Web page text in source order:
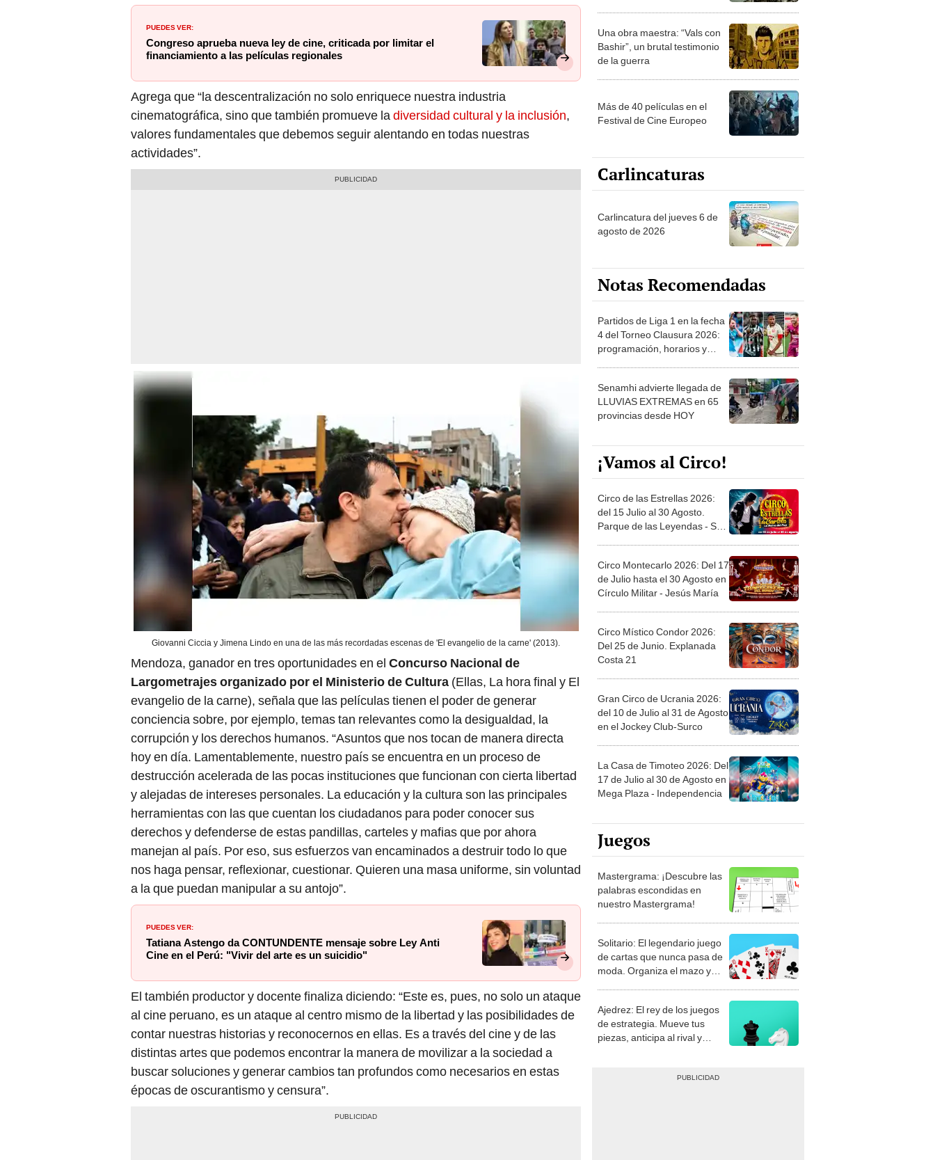
PUEDES VER:
Congreso aprueba nueva ley de cine, criticada por limitar el
financiamiento a las películas regionales
Agrega que “la descentralización no solo enriquece nuestra industria
cinematográfica, sino que también promueve ladiversidad cultural y la inclusión,
valores fundamentales que debemos seguir alentando en todas nuestras
actividades”.
Giovanni Ciccia y Jimena Lindo en una de las más recordadas escenas de 'El evangelio de la carne' (2013).
Mendoza, ganador en tres oportunidades en el Concurso Nacional de
Largometrajes organizado por el Ministerio de Cultura (Ellas, La hora final y El
evangelio de la carne), señala que las películas tienen el poder de generar
conciencia sobre, por ejemplo, temas tan relevantes como la desigualdad, la
corrupción y los derechos humanos. “Asuntos que nos tocan de manera directa
hoy en día. Lamentablemente, nuestro país se encuentra en un proceso de
destrucción acelerada de las pocas instituciones que funcionan con cierta libertad
y alejadas de intereses personales. La educación y la cultura son las principales
herramientas con las que cuentan los ciudadanos para poder conocer sus
derechos y defenderse de estas pandillas, carteles y mafias que por ahora
manejan al país. Por eso, sus esfuerzos van encaminados a destruir todo lo que
nos haga pensar, reflexionar, cuestionar. Quieren una masa uniforme, sin voluntad
a la que puedan manipular a su antojo”.
PUEDES VER:
Tatiana Astengo da CONTUNDENTE mensaje sobre Ley Anti
Cine en el Perú: "Vivir del arte es un suicidio"
El también productor y docente finaliza diciendo: “Este es, pues, no solo un ataque
al cine peruano, es un ataque al centro mismo de la libertad y las posibilidades de
contar nuestras historias y reconocernos en ellas. Es a través del cine y de las
distintas artes que podemos encontrar la manera de movilizar a la sociedad a
buscar soluciones y generar cambios tan profundos como necesarios en estas
épocas de oscurantismo y censura”.
Una obra maestra: “Vals con
Bashir”, un brutal testimonio
de la guerra
Más de 40 películas en el
Festival de Cine Europeo
Carlincaturas
Carlincatura del jueves 6 de
agosto de 2026
Notas Recomendadas
Partidos de Liga 1 en la fecha
4 del Torneo Clausura 2026:
programación, horarios y
Senamhi advierte llegada de
LLUVIAS EXTREMAS en 65
provincias desde HOY
¡Vamos al Circo!
Circo de las Estrellas 2026:
del 15 Julio al 30 Agosto.
Parque de las Leyendas - San
Circo Montecarlo 2026: Del 17
de Julio hasta el 30 Agosto en
Círculo Militar - Jesús María
Circo Místico Condor 2026:
Del 25 de Junio. Explanada
Costa 21
Gran Circo de Ucrania 2026:
del 10 de Julio al 31 de Agosto
en el Jockey Club-Surco
La Casa de Timoteo 2026: Del
17 de Julio al 30 de Agosto en
Mega Plaza - Independencia
Juegos
Mastergrama: ¡Descubre las
palabras escondidas en
nuestro Mastergrama!
Solitario: El legendario juego
de cartas que nunca pasa de
moda. Organiza el mazo y
Ajedrez: El rey de los juegos
de estrategia. Mueve tus
piezas, anticipa al rival y